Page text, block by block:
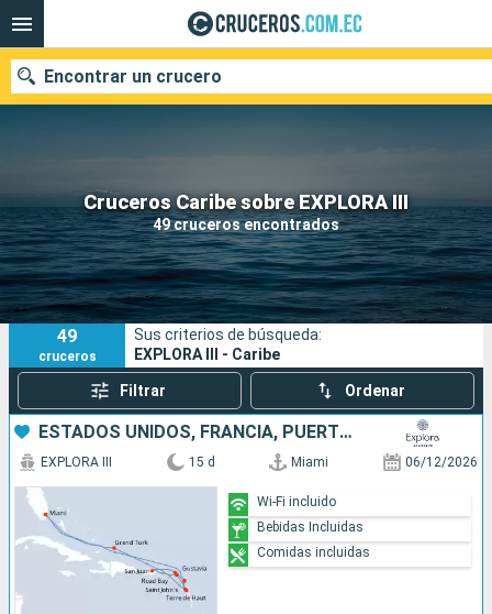
Cruceros Caribe sobre EXPLORA III
49 cruceros encontrados
Encontrar un crucero
Nuestros destinos
Fecha de salida
Puertos Compañías
Buscar
49
cruceros
Sus criterios de búsqueda:
EXPLORA III - Caribe
Filtrar Ordenar
ESTADOS UNIDOS, FRANCIA, PUERTO RICO, , ANTIGUA Y BARBUDA
EXPLORA III 15 d Miami 06/12/2026
Wi-Fi incluido
Bebidas Incluidas
Comidas incluidas